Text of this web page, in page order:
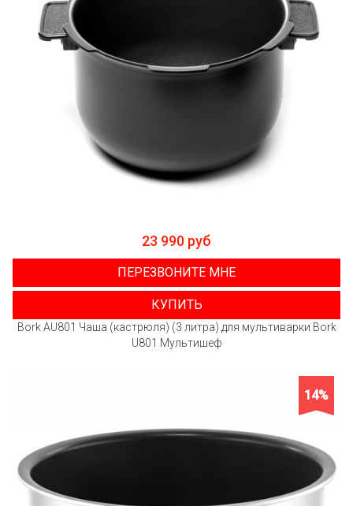
23 990 руб
ПЕРЕЗВОНИТЕ МНЕ
КУПИТЬ
Bork AU801 Чаша (кастрюля) (3 литра) для мультиварки Bork
U801 Мультишеф
14%